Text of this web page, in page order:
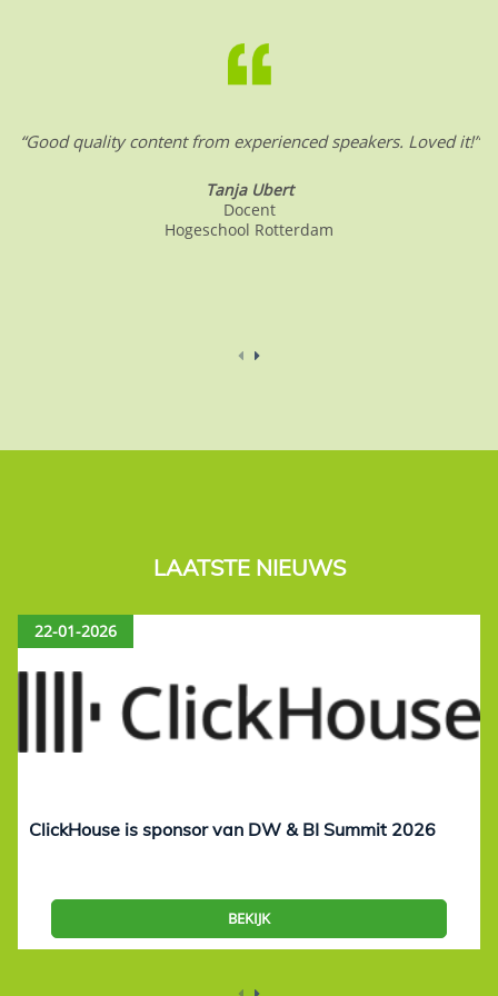
“Good quality content from experienced speakers. Loved it!”
Tanja Ubert
Docent
Hogeschool Rotterdam
LAATSTE NIEUWS
22-01-2026
ClickHouse is sponsor van DW & BI Summit 2026
BEKIJK